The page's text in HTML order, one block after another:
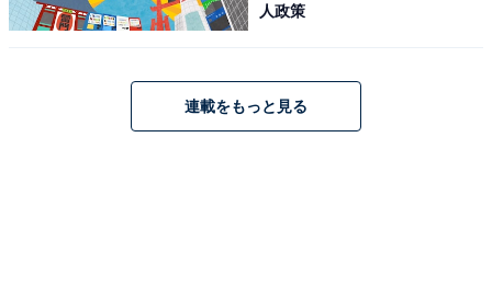
・
47都道府県「グルメを堪能するならここ！」ランキン
人政策
連載をもっと見る